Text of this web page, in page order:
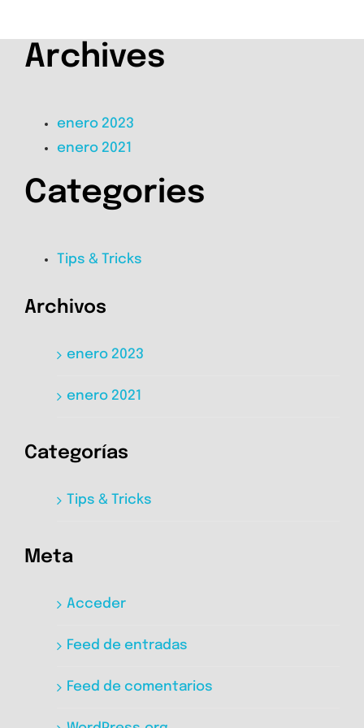
Archives
enero 2023
enero 2021
Categories
Tips & Tricks
Archivos
enero 2023
enero 2021
Categorías
Tips & Tricks
Meta
Acceder
Feed de entradas
Feed de comentarios